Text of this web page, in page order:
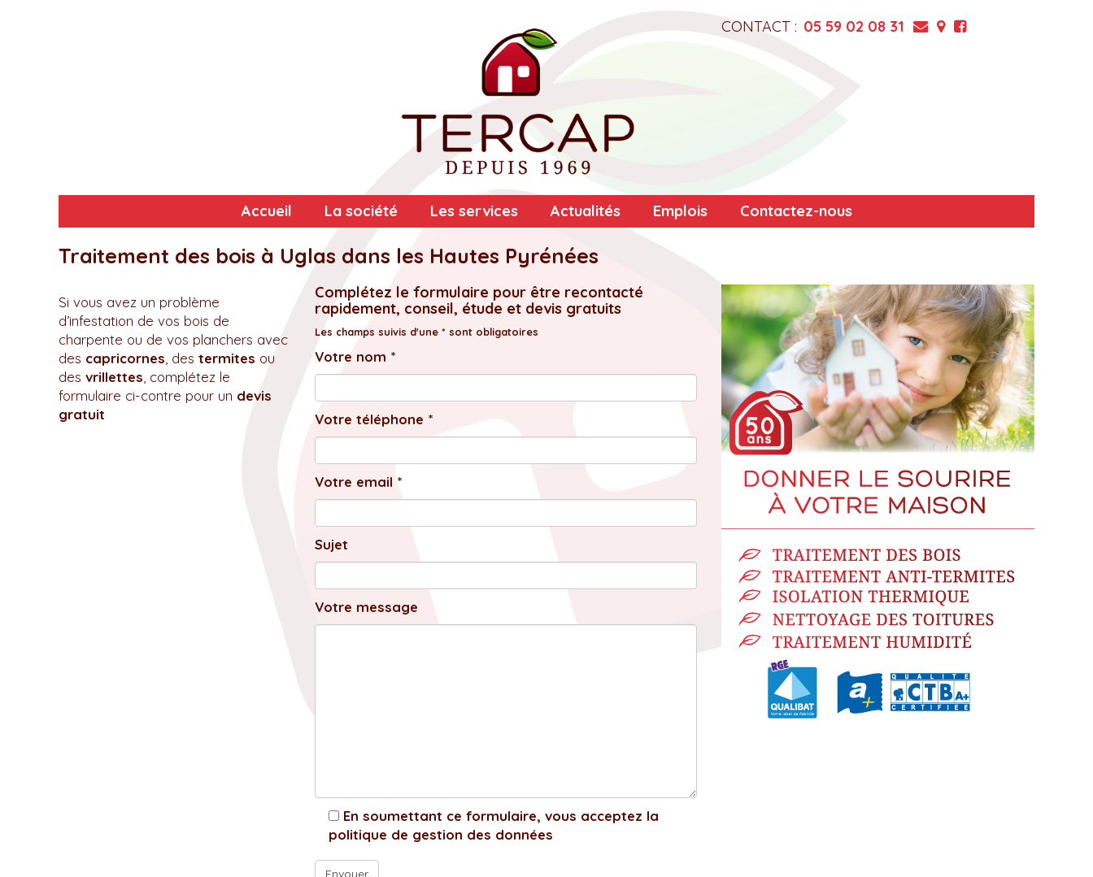
CONTACT : 05 59 02 08 31
Accueil La société Les services Actualités Emplois Contactez-nous
Traitement des bois à Uglas dans les Hautes Pyrénées
Si vous avez un problème
d’infestation de vos bois de
charpente ou de vos planchers avec
des capricornes , des termites ou
des vrillettes , complétez le
formulaire ci-contre pour un devis
gratuit
Complétez le formulaire pour être recontacté
rapidement, conseil, étude et devis gratuits
Les champs suivis d'une * sont obligatoires
Votre nom *
Votre téléphone *
Votre email *
Sujet
Votre message
En soumettant ce formulaire, vous acceptez la
politique de gestion des données